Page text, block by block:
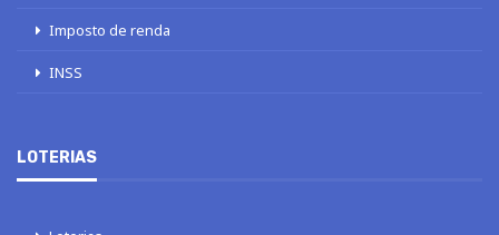
Imposto de renda
INSS
LOTERIAS